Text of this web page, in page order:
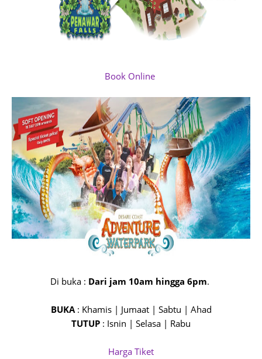
Book Online
Di buka : Dari jam 10am hingga 6pm.
BUKA: Khamis | Jumaat | Sabtu | Ahad
TUTUP : Isnin | Selasa | Rabu
Harga Tiket